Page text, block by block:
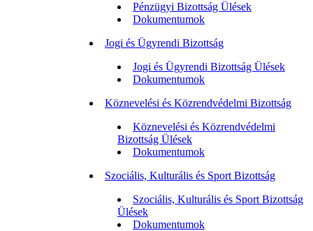
Pénzügyi Bizottság Ülések
Dokumentumok
Jogi és Ügyrendi Bizottság
Jogi és Ügyrendi Bizottság Ülések
Dokumentumok
Köznevelési és Közrendvédelmi Bizottság
Köznevelési és Közrendvédelmi
Bizottság Ülések
Dokumentumok
Szociális, Kulturális és Sport Bizottság
Szociális, Kulturális és Sport Bizottság
Ülések
Dokumentumok